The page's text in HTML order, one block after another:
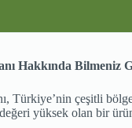
Hakkında Bilmeniz
Türkiye’nin çeşitli
yüksek olan bir